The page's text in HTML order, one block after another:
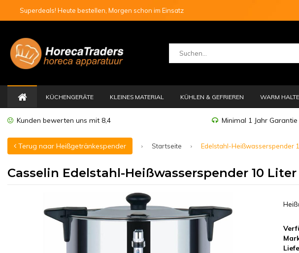
Superdeals! Heute bestellen, Morgen schon im Einsatz
KÜCHENGERÄTE KLEINES MATERIAL KÜHLEN & GEFRIEREN WARM
Kunden bewerten uns mit 8,4 Minimal 1 Jahr Garantie
Terug naar Heißgetränkespender Startseite Edelstahl-Heißwasserspender
Casselin Edelstahl-Heißwasserspender 10 Liter